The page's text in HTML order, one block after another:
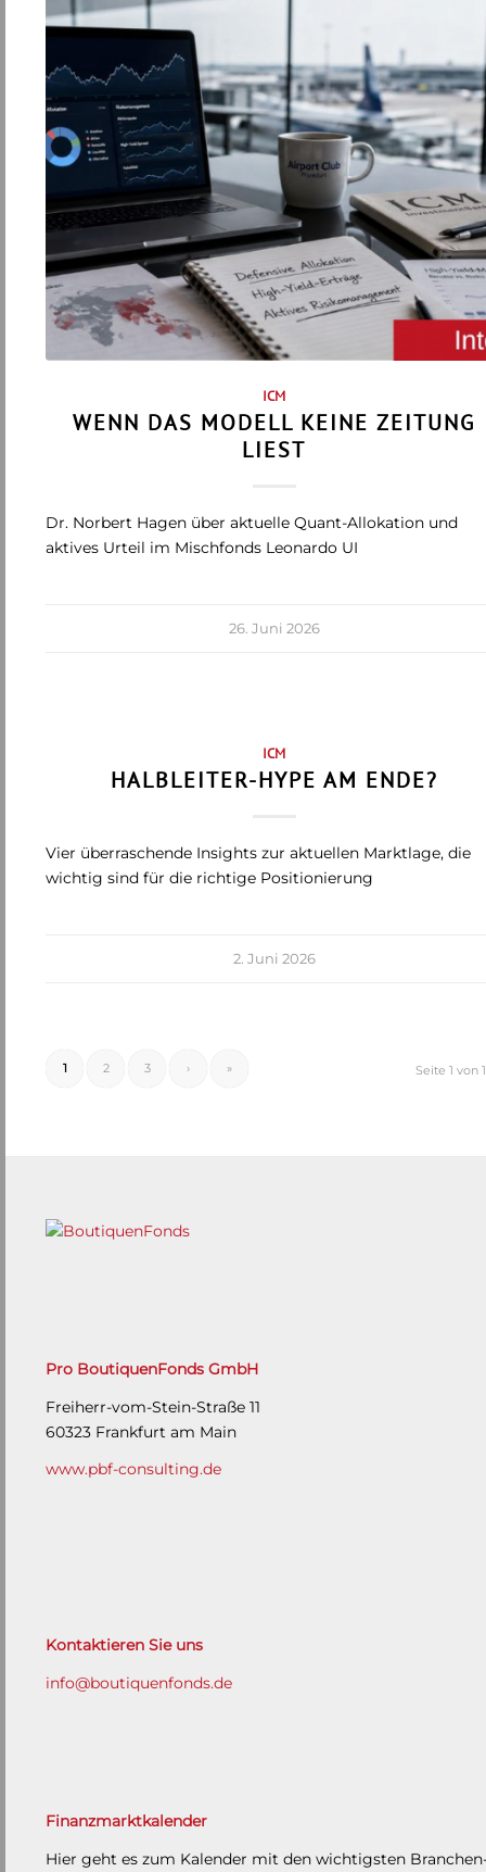
ICM
WENN DAS MODELL KEINE ZEITUNG
LIEST
Dr. Norbert Hagen über aktuelle Quant-Allokation und
aktives Urteil im Mischfonds Leonardo UI
26. Juni 2026
ICM
HALBLEITER-HYPE AM ENDE?
Vier überraschende Insights zur aktuellen Marktlage, die
wichtig sind für die richtige Positionierung
2. Juni 2026
Seite 1 von
1 2 3 › »
Pro BoutiquenFonds GmbH
Freiherr-vom-Stein-Straße 11
60323 Frankfurt am Main
www.pbf-consulting.de
Kontaktieren Sie uns
info@boutiquenfonds.de
Finanzmarktkalender
Hier geht es zum Kalender mit den wichtigsten